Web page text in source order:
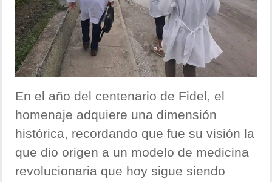
En el año del centenario de Fidel, el
homenaje adquiere una dimensión
histórica, recordando que fue su visión la
que dio origen a un modelo de medicina
revolucionaria que hoy sigue siendo